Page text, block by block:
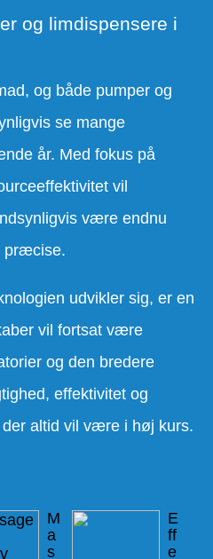
og limdispensere i
og både pumper og
se mange
år. Med fokus på
vil
være endnu
præcise.
udvikler sig, er en
vil fortsat være
og den bredere
effektivitet og
altid vil være i høj kurs.
M
a
s
E
ff
e